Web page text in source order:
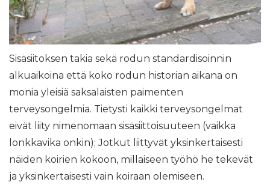
Sisäsiitoksen takia sekä rodun standardisoinnin
alkuaikoina että koko rodun historian aikana on
monia yleisiä saksalaisten paimenten
terveysongelmia. Tietysti kaikki terveysongelmat
eivät liity nimenomaan sisäsiittoisuuteen (vaikka
lonkkavika onkin); Jotkut liittyvät yksinkertaisesti
näiden koirien kokoon, millaiseen työhö he tekevät
ja yksinkertaisesti vain koiraan olemiseen.